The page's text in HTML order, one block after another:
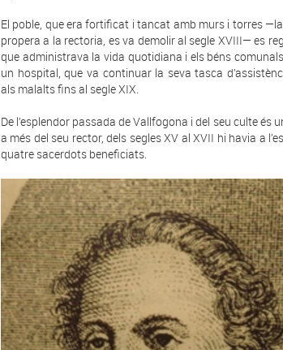
El poble, que era fortificat i tancat amb murs i torres
propera a la rectoria, es va demolir al segle XVIII— es
que administrava la vida quotidiana i els béns
un hospital, que va continuar la seva tasca
als malalts fins al segle XIX.
De l’esplendor passada de Vallfogona i del seu culte és
a més del seu rector, dels segles XV al XVII hi havia a
quatre sacerdots beneficiats.